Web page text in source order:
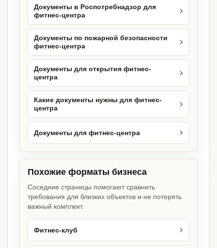
Документы в Роспотребнадзор для
фитнес-центра
Документы по пожарной безопасности
фитнес-центра
Документы для открытия фитнес-
центра
Какие документы нужны для фитнес-
центра
Документы для фитнес-центра
Похожие форматы бизнеса
Соседние страницы помогают сравнить
требования для близких объектов и не потерять
важный комплект.
Фитнес-клуб